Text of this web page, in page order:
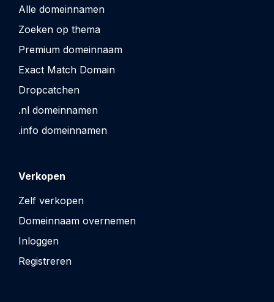
Alle domeinnamen
Zoeken op thema
Premium domeinnaam
Exact Match Domain
Dropcatchen
.nl domeinnamen
.info domeinnamen
Verkopen
Zelf verkopen
Domeinnaam overnemen
Inloggen
Registreren